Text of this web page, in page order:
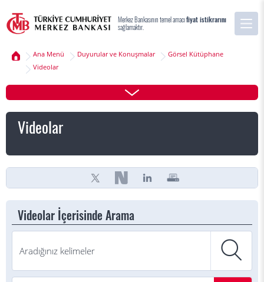
Merkez Bankasının temel amacıfiyat istikrarını
sağlamaktır.
Ana Menü Duyurular ve Konuşmalar
Görsel Kütüphane
Videolar
Videolar
Videolar İçerisinde Arama